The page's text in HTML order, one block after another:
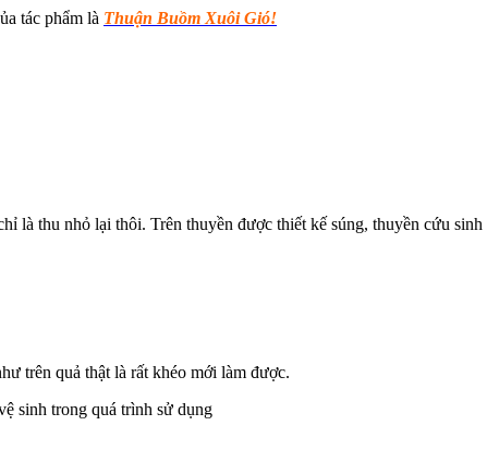
tác phẩm là Thuận Buồm Xuôi Gió!
là thu nhỏ lại thôi. Trên thuyền được thiết kế súng, thuyền cứu
trên quả thật là rất khéo mới làm được.
sinh trong quá trình sử dụng